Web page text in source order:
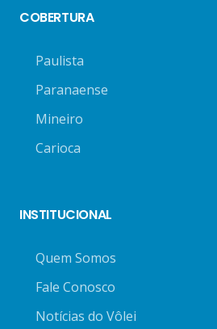
COBERTURA
Paulista
Paranaense
Mineiro
Carioca
INSTITUCIONAL
Quem Somos
Fale Conosco
Notícias do Vôlei